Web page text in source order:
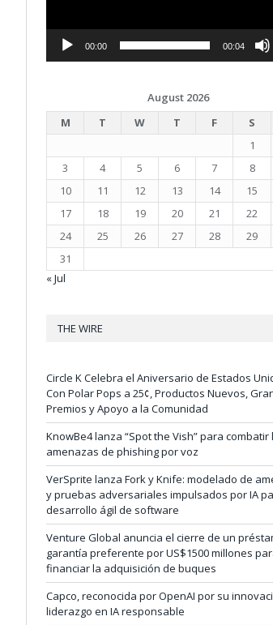
00:00 00:04
August 2026
M
T W T F S
1
3
4 5 6 7 8
10
11 12 13 14 15
17
18 19 20 21 22
24
25 26 27 28 29
31
« Jul
THE WIRE
Circle K Celebra el Aniversario de Estados
Con Polar Pops a 25¢, Productos Nuevos,
Premios y Apoyo a la Comunidad
KnowBe4 lanza “Spot the Vish” para combatir
amenazas de phishing por voz
VerSprite lanza Fork y Knife: modelado de
y pruebas adversariales impulsados por IA
desarrollo ágil de software
Venture Global anuncia el cierre de un
garantía preferente por US$1500 millones
financiar la adquisición de buques
Capco, reconocida por OpenAI por su
liderazgo en IA responsable